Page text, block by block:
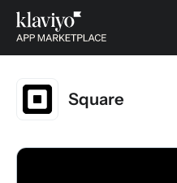
Square